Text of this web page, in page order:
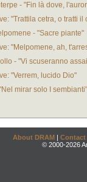
- "Fin là dove,
"Trattila cetra, o tratti il
- "Sacre piante"
"Melpomene, ah,
- "Vi scuseranno
"Verrem, lucido Dio"
mirar solo I sembianti"
About DRAM | Contact
© 2000-2026